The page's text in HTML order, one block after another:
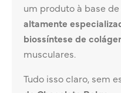
um produto à base de
altamente
biossíntese de
musculares.
Tudo isso claro, sem